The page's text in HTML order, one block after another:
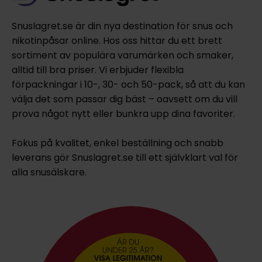
Snuslagret.se är din nya destination för snus och
nikotinpåsar online. Hos oss hittar du ett brett
sortiment av populära varumärken och smaker,
alltid till bra priser. Vi erbjuder flexibla
förpackningar i 10-, 30- och 50-pack, så att du kan
välja det som passar dig bäst – oavsett om du vill
prova något nytt eller bunkra upp dina favoriter.
Fokus på kvalitet, enkel beställning och snabb
leverans gör Snuslagret.se till ett självklart val för
alla snusälskare.